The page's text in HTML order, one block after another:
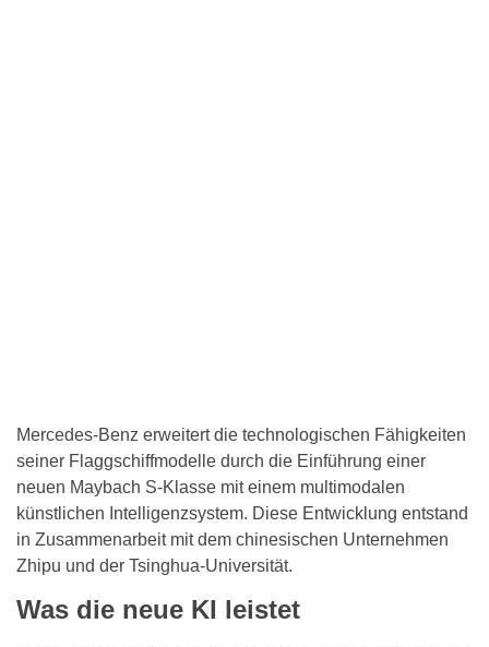
Mercedes-Benz erweitert die technologischen Fähigkeiten
seiner Flaggschiffmodelle durch die Einführung einer
neuen Maybach S-Klasse mit einem multimodalen
künstlichen Intelligenzsystem. Diese Entwicklung entstand
in Zusammenarbeit mit dem chinesischen Unternehmen
Zhipu und der Tsinghua-Universität.
Was die neue KI leistet